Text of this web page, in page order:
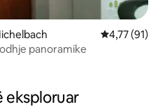
Vlerësimi
4,77 (91)
panoramike
eksploruar